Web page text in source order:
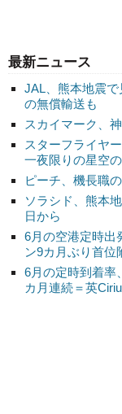
最新ニュース
JAL、熊本地震
の無償輸送も
スカイマーク、
スターフライヤ
一夜限りの星空
ピーチ、機長職
ソラシド、熊本
日から
6月の空港定時
ン9カ月ぶり首位
6月の定時到着
カ月連続＝英